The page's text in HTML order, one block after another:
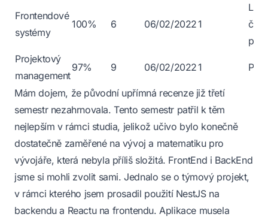
Frontendové
systémy
100% 6 06/02/20221
Projektový
management
97% 9 06/02/20221
Mám dojem, že původní upřímná recenzejiž třetí
semestr nezahrnovala. Tento semestr patřil k těm
nejlepším v rámci studia, jelikož učivo bylo konečně
dostatečně zaměřené na vývoj a matematiku pro
vývojáře, která nebyla příliš složitá. FrontEnd i BackEnd
jsme si mohli zvolit sami. Jednalo se o týmový projekt,
v rámci kterého jsem prosadil použití NestJS na
backendu a Reactu na frontendu. Aplikace musela